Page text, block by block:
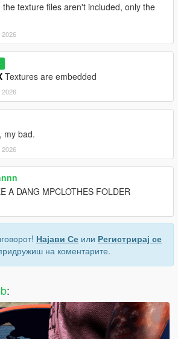
the texture files aren't included, only the
Textures are embedded
my bad.
A DANG MPCLOTHES FOLDER
Најави Се или Регистрирај се
на коментарите.
: